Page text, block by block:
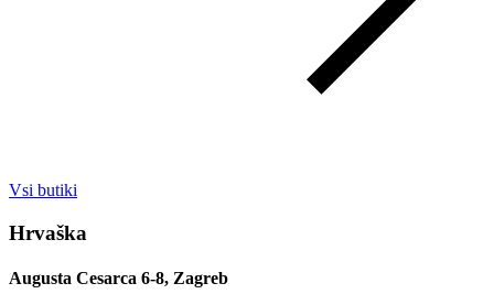
Vsi butiki
Hrvaška
Augusta Cesarca 6-8, Zagreb